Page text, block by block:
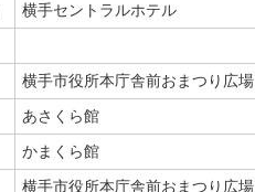
横手セントラルホテル
横手市役所本庁舎前おまつり広場
あさくら館
かまくら館
横手市役所本庁舎前おまつり広場